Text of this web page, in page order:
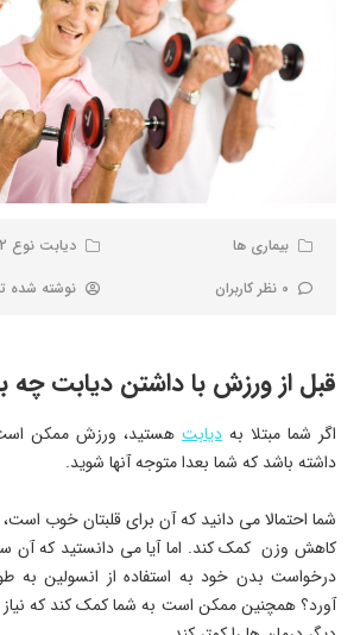
بیماری ها
دیابت نوع 2
0 نظر کاربران
نوشته شده
قبل از ورزش با داشتن دیابت چه
اگر شما مبتلا به دیابت هستید، ورزش ممکن است
داشته باشد که شما بعدا متوجه آنها شوید.
شما احتمالا می دانید که آن برای قلبتان خوب
کاهش وزن کمک کند. اما آیا می دانستید که آن
درخواست بدن خود به استفاده از انسولین به
آورد؟ همچنین ممکن است به شما کمک کند که نیاز